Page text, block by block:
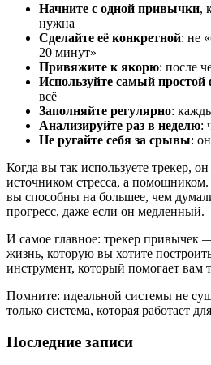
Начните с одной привычки,
нужна
Сделайте её конкретной: не
20 минут»
Привяжите к якорю: после
Используйте самый простой
всё
Заполняйте регулярно:
Анализируйте раз в неделю:
Не ругайте себя за срывы:
Когда вы так используете трекер,
источником стресса, а
вы способны на большее, чем
прогресс, даже если он медленный.
И самое главное: трекер привычек
жизнь, которую вы хотите
инструмент, который помогает вам
Помните: идеальной системы не
только система, которая работает
Последние записи